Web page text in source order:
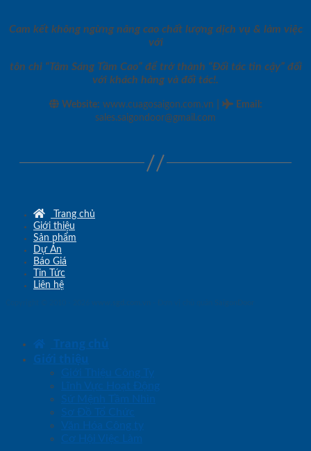
Cam kết không ngừng nâng cao chất lượng dịch vụ & làm việc
với
tôn chỉ “Tâm Sáng Tầm Cao” để trở thành “Đối tác tin cậy” đối
với khách hàng và đối tác!.
Website: www.cuagosaigon.com.vn Email :
sales.saigondoor@gmail.com
Trang chủ
Giới thiệu
Sản phẩm
Dự Án
Báo Giá
Tin Tức
Liên hệ
Trang chủ
Giới thiệu
Giới Thiệu Công Ty
Lĩnh Vực Hoạt Động
Sứ Mệnh Tầm Nhìn
Sơ Đồ Tổ Chức
Văn Hóa Công ty
Cơ Hội Việc Làm